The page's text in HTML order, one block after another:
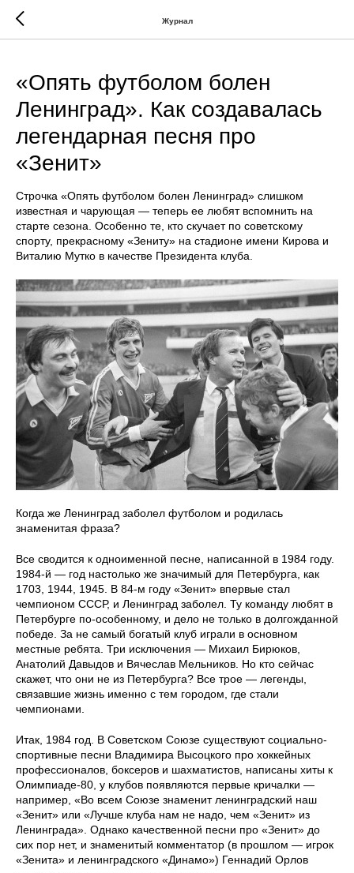
Журнал
«Опять футболом болен
Ленинград». Как создавалась
легендарная песня про
«Зенит»
Строчка «Опять футболом болен Ленинград» слишком
известная и чарующая — теперь ее любят вспомнить на
старте сезона. Особенно те, кто скучает по советскому
спорту, прекрасному «Зениту» на стадионе имени Кирова и
Виталию Мутко в качестве Президента клуба.
Когда же Ленинград заболел футболом и родилась
знаменитая фраза?
Все сводится к одноименной песне, написанной в 1984 году.
1984-й — год настолько же значимый для Петербурга, как
1703, 1944, 1945. В 84-м году «Зенит» впервые стал
чемпионом СССР, и Ленинград заболел. Ту команду любят в
Петербурге по-особенному, и дело не только в долгожданной
победе. За не самый богатый клуб играли в основном
местные ребята. Три исключения — Михаил Бирюков,
Анатолий Давыдов и Вячеслав Мельников. Но кто сейчас
скажет, что они не из Петербурга? Все трое — легенды,
связавшие жизнь именно с тем городом, где стали
чемпионами.
Итак, 1984 год. В Советском Союзе существуют социально-
спортивные песни Владимира Высоцкого про хоккейных
профессионалов, боксеров и шахматистов, написаны хиты к
Олимпиаде-80, у клубов появляются первые кричалки —
например, «Во всем Союзе знаменит ленинградский наш
«Зенит» или «Лучше клуба нам не надо, чем «Зенит» из
Ленинграда». Однако качественной песни про «Зенит» до
сих пор нет, и знаменитый комментатор (в прошлом — игрок
«Зенита» и ленинградского «Динамо») Геннадий Орлов